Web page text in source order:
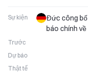
Sự kiện
Đức công
báo chính
Trước
Dự báo
Thật tế